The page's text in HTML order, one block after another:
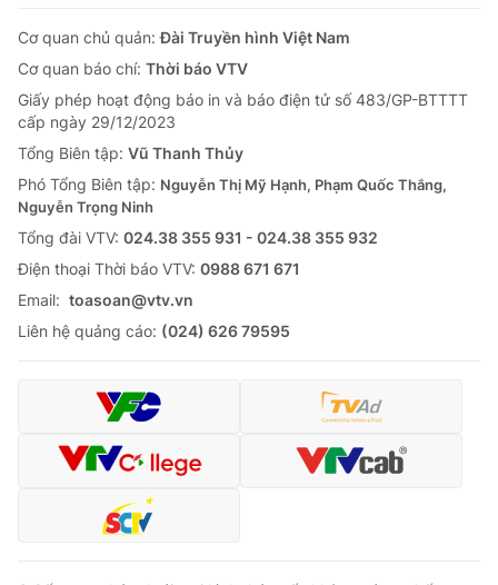
Cơ quan chủ quản:Đài Truyền hình Việt Nam
Cơ quan báo chí: Thời báo VTV
Giấy phép hoạt động báo in và báo điện tử số 483/GP-BTTTT
cấp ngày 29/12/2023
Tổng Biên tập: Vũ Thanh Thủy
Phó Tổng Biên tập: Nguyễn Thị Mỹ Hạnh, Phạm Quốc Thắng,
Nguyễn Trọng Ninh
Tổng đài VTV: 024.38 355 931 - 024.38 355 932
Ðiện thoại Thời báo VTV: 0988 671 671
Email: toasoan@vtv.vn
Liên hệ quảng cáo: (024) 626 79595